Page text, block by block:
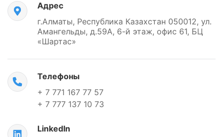
PostgreSQL
VMware
Адрес
г.Алматы, Республика Казахстан 050012, ул.
Амангельды, д.59А, 6-й этаж, офис 61, БЦ
«Шартас»
Телефоны
+ 7 771 167 77 57
+ 7 777 137 10 73
LinkedIn